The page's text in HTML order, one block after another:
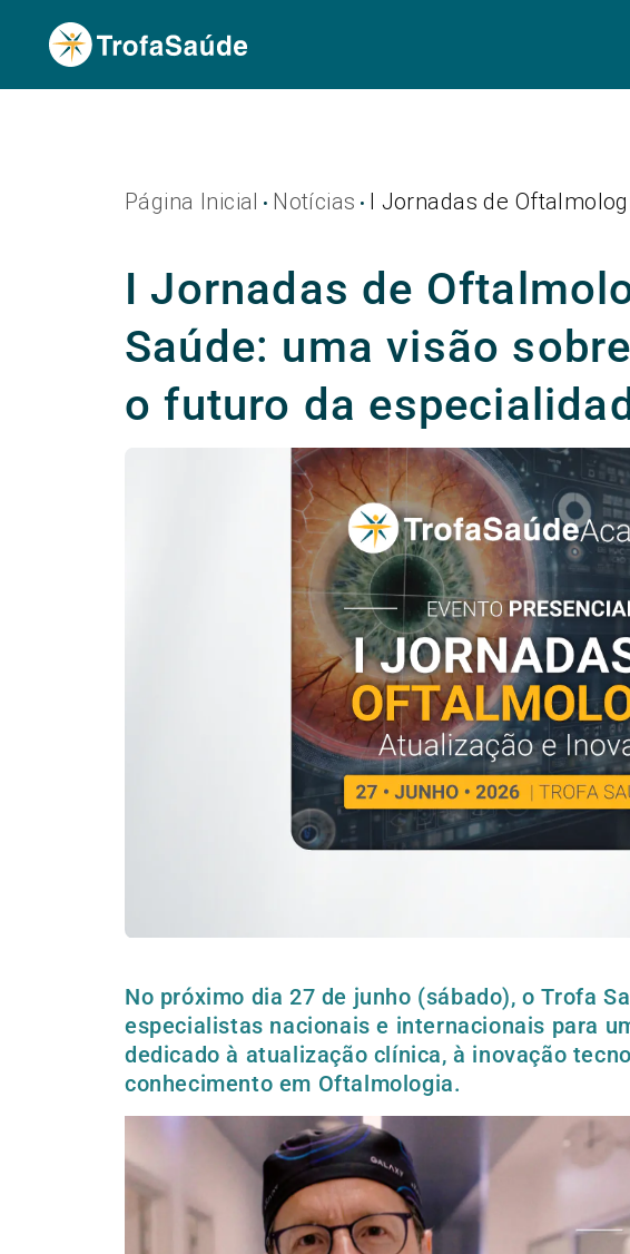
Página Inicial • Notícias • I Jornadas de
I Jornadas de
Saúde: uma visão
o futuro da
No próximo dia 27 de junho (sábado), o Trofa
especialistas nacionais e internacionais para
dedicado à atualização clínica, à inovação
conhecimento em Oftalmologia.